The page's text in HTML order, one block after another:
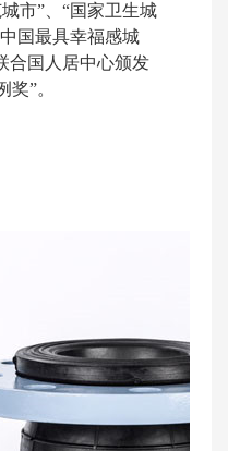
市”、“国家卫生城
国最具幸福感城
合国人居中心颁发
”。